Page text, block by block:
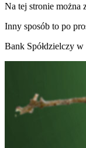
Na tej stronie można
Inny sposób to po
Bank Spółdzielczy